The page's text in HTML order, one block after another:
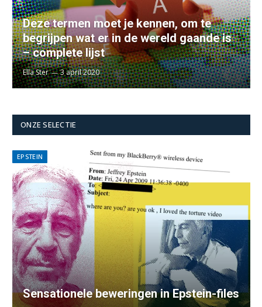
Deze termen moet je kennen, om te
begrijpen wat er in de wereld gaande is
– complete lijst
Ella Ster 3 april 2020
ONZE SELECTIE
EPSTEIN
Sensationele beweringen in Epstein-files